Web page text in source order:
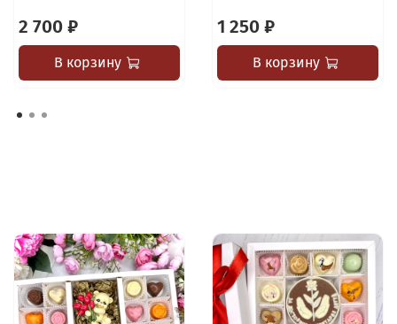
2 700 ₽
В корзину
1 250 ₽
В корзину